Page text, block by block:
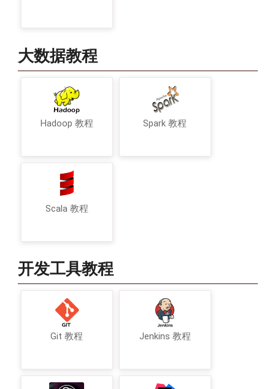
大数据教程
Hadoop 教程 Spark 教程
Scala 教程
开发工具教程
Git 教程 Jenkins 教程